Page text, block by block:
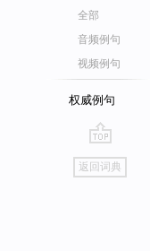
全部
音频例句
视频例句
权威例句
go
top
返回词典